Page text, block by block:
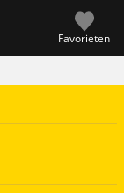
Favorieten